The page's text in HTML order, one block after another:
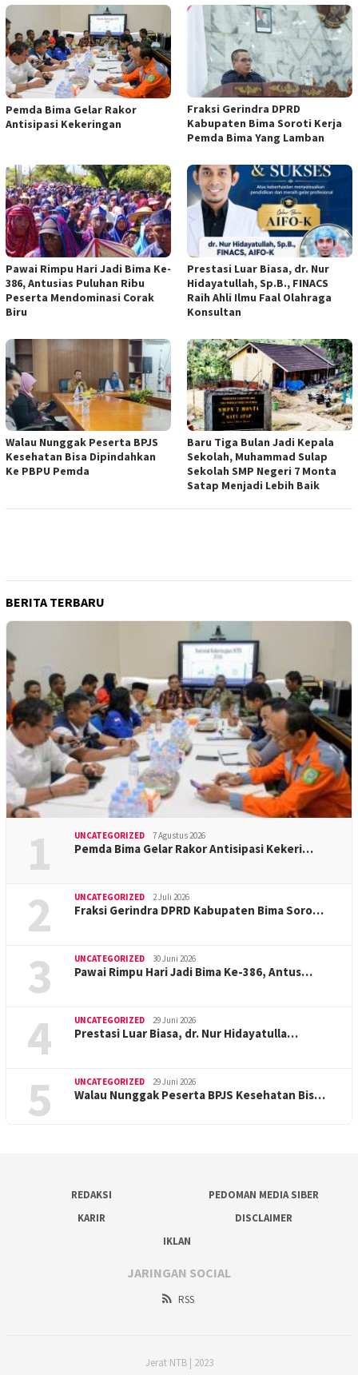
Pemda Bima Gelar Rakor
Antisipasi Kekeringan
Fraksi Gerindra DPRD
Kabupaten Bima Soroti Kerja
Pemda Bima Yang Lamban
Pawai Rimpu Hari Jadi Bima Ke-
386, Antusias Puluhan Ribu
Peserta Mendominasi Corak
Biru
Prestasi Luar Biasa, dr. Nur
Hidayatullah, Sp.B., FINACS
Raih Ahli Ilmu Faal Olahraga
Konsultan
Walau Nunggak Peserta BPJS
Kesehatan Bisa Dipindahkan
Ke PBPU Pemda
Baru Tiga Bulan Jadi Kepala
Sekolah, Muhammad Sulap
Sekolah SMP Negeri 7 Monta
Satap Menjadi Lebih Baik
BERITA TERBARU
1 UNCATEGORIZED 7 Agustus 2026
Pemda Bima Gelar Rakor Antisipasi Kekeri…
2 UNCATEGORIZED 2 Juli 2026
Fraksi Gerindra DPRD Kabupaten Bima Soro…
3 UNCATEGORIZED 30 Juni 2026
Pawai Rimpu Hari Jadi Bima Ke-386, Antus…
4 UNCATEGORIZED 29 Juni 2026
Prestasi Luar Biasa, dr. Nur Hidayatulla…
5 UNCATEGORIZED 29 Juni 2026
Walau Nunggak Peserta BPJS Kesehatan Bis…
REDAKSI
PEDOMAN MEDIA SIBER
KARIR
DISCLAIMER
IKLAN
JARINGAN SOCIAL
RSS
Jerat NTB | 2023